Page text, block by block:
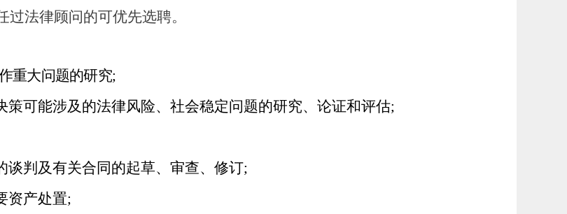
法律顾问的可优先选聘。
重大问题的研究;
可能涉及的法律风险、社会稳定问题的研究、论证和评估;
判及有关合同的起草、审查、修订;
资产处置;